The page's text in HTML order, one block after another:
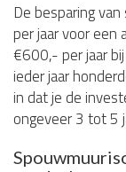
De besparing
per jaar voor
€600,- per jaar
ieder jaar
in dat je de
ongeveer 3 tot 5